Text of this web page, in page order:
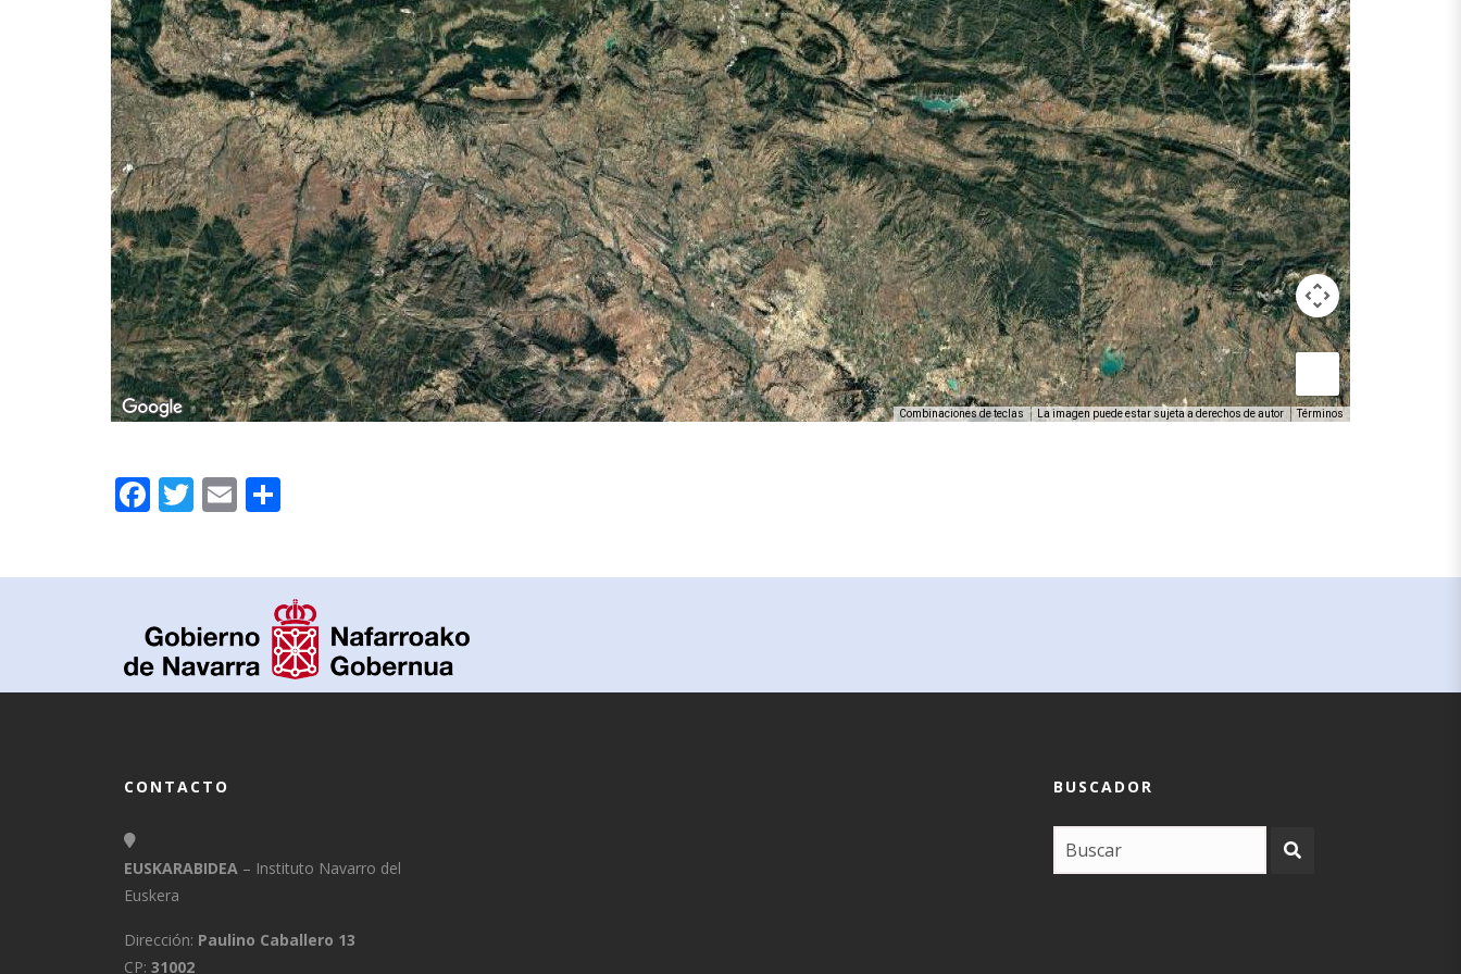
Combinaciones de teclas La imagen puede estar sujeta a derechos de autor Términos
Facebook
Twitter
Email
CONTACTO
EUSKARABIDEA – Instituto Navarro del
Euskera
Dirección: Paulino Caballero 13
CP: 31002
BUSCADOR